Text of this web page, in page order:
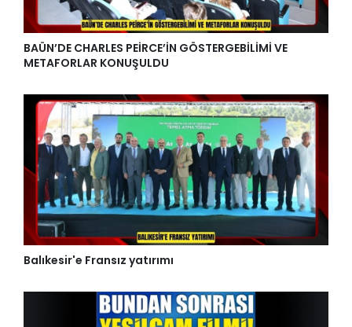
BAÜN’DE CHARLES PEİRCE’İN GÖSTERGEBİLİMİ VE
METAFORLAR KONUŞULDU
Balıkesir'e Fransız yatırımı